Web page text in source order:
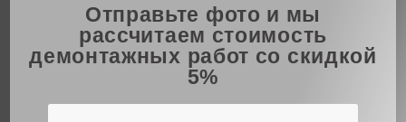
Отправьте фото и мы
рассчитаем стоимость
демонтажных работ со скидкой
5%